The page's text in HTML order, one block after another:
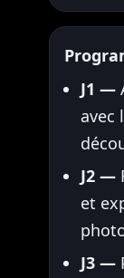
J1 —
avec
J2 —
et
J3 —